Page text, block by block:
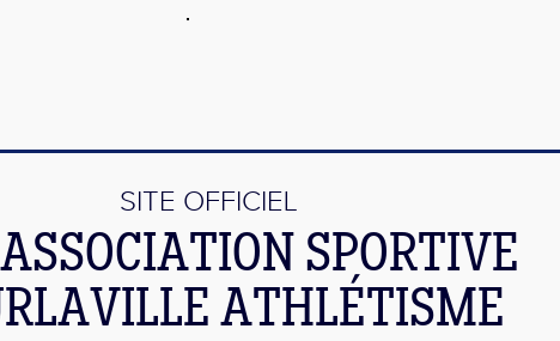
SITE OFFICIEL
SPORTIVE
ATHLÉTISME